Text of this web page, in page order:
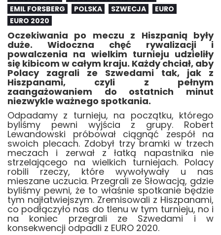
EMIL FORSBERG
POLSKA SZWECJA
EURO
EURO 2020
Oczekiwania po meczu z Hiszpanią były
duże. Widoczna chęć rywalizacji i
powalczenia na wielkim turnieju udzieliły
się kibicom w całym kraju. Każdy chciał, aby
Polacy zagrali ze Szwedami tak, jak z
Hiszpanami, czyli z pełnym
zaangażowaniem do ostatnich minut
niezwykle ważnego spotkania.
Odpadamy z turnieju, na początku, którego
byliśmy pewni wyjścia z grupy. Robert
Lewandowski próbował ciągnąć zespół na
swoich plecach. Zdobył trzy bramki w trzech
meczach i zerwał z łatką napastnika nie
strzelającego na wielkich turniejach. Polacy
robili rzeczy, które wywoływały u nas
mieszane uczucia. Przegrali ze Słowacją, gdzie
byliśmy pewni, że to właśnie spotkanie będzie
tym najłatwiejszym. Zremisowali z Hiszpanami,
co podłączyło nas do tlenu w tym turnieju, no i
na koniec przegrali ze Szwedami i w
konsekwencji odpadli z EURO 2020.